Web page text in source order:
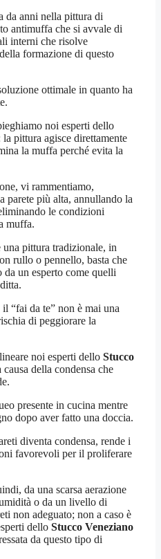
da anni nella pittura di
antimuffa che si avvale di
interni che risolve
formazione di questo
ottimale in quanto ha
noi esperti dello
la pittura agisce direttamente
la muffa perché evita la
vi rammentiamo,
parete più alta, annullando la
le condizioni
muffa.
pittura tradizionale, in
rullo o pennello, basta che
da un esperto come quelli
“fai da te” non è mai una
di peggiorare la
noi esperti dello Stucco
causa della condensa che
presente in cucina mentre
dopo aver fatto una doccia.
diventa condensa, rende i
favorevoli per il proliferare
da una scarsa aerazione
o da un livello di
non adeguato; non a caso è
dello Stucco Veneziano
da questo tipo di